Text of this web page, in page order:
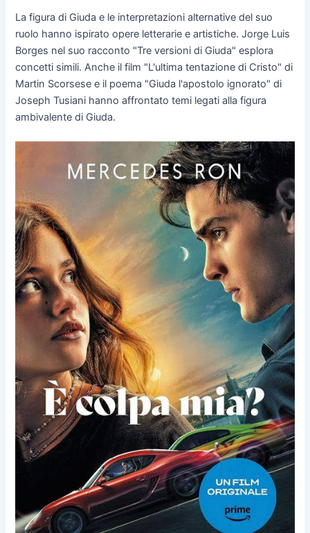
La figura di Giuda e le interpretazioni alternative del suo
ruolo hanno ispirato opere letterarie e artistiche. Jorge Luis
Borges nel suo racconto "Tre versioni di Giuda" esplora
concetti simili. Anche il film "L'ultima tentazione di Cristo" di
Martin Scorsese e il poema "Giuda l'apostolo ignorato" di
Joseph Tusiani hanno affrontato temi legati alla figura
ambivalente di Giuda.